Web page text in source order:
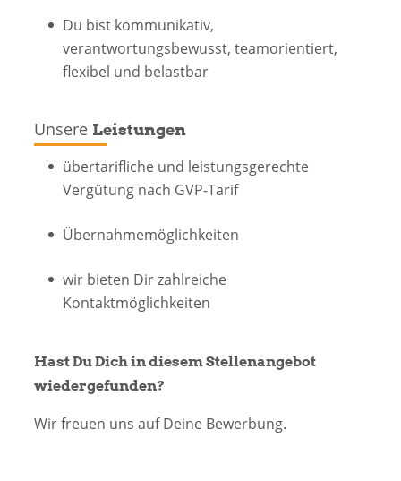
Du bist kommunikativ,
verantwortungsbewusst, teamorientiert,
flexibel und belastbar
Unsere Leistungen
übertarifliche und leistungsgerechte
Vergütung nach GVP-Tarif
Übernahmemöglichkeiten
wir bieten Dir zahlreiche
Kontaktmöglichkeiten
Hast Du Dich in diesem Stellenangebot
wiedergefunden?
Wir freuen uns auf Deine Bewerbung.